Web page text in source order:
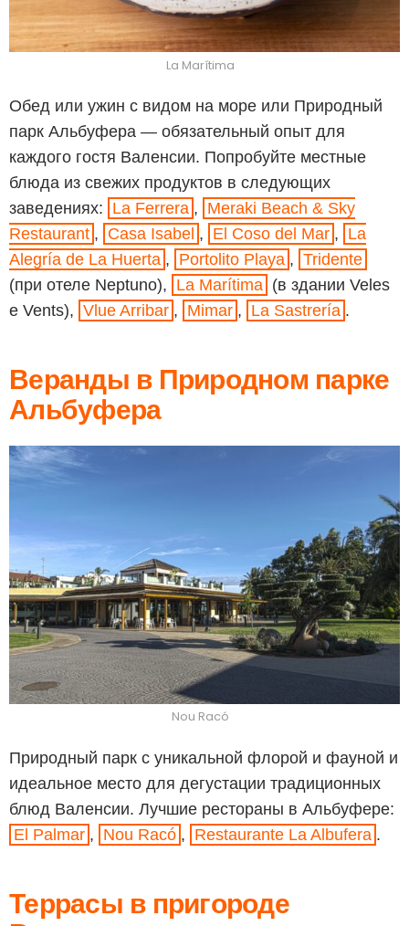
La Marítima
Обед или ужин с видом на море или Природный
парк Альбуфера — обязательный опыт для
каждого гостя Валенсии. Попробуйте местные
блюда из свежих продуктов в следующих
заведениях: La Ferrera , Meraki Beach & Sky
Restaurant , Casa Isabel , El Coso del Mar , La
Alegría de La Huerta , Portolito Playa , Tridente
(при отеле Neptuno), La Marítima (в здании Veles
e Vents), Vlue Arribar , Mimar , La Sastrería .
Веранды в Природном парке
Альбуфера
Nou Racó
Природный парк с уникальной флорой и фауной и
идеальное место для дегустации традиционных
блюд Валенсии. Лучшие рестораны в Альбуфере:
El Palmar , Nou Racó , Restaurante La Albufera .
Террасы в пригороде